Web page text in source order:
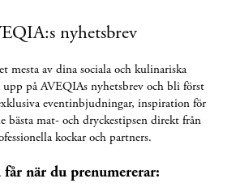
nyhetsbrev
mesta av dina sociala och kulinariska
upp på AVEQIAs nyhetsbrev och bli först
eventinbjudningar, inspiration för
bästa mat- och dryckestipsen direkt från
kockar och partners.
får när du prenumererar: